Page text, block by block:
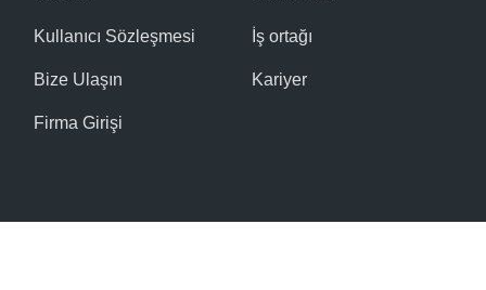
Kullanıcı Sözleşmesi
Bize Ulaşın
Firma Girişi
İş ortağı
Kariyer